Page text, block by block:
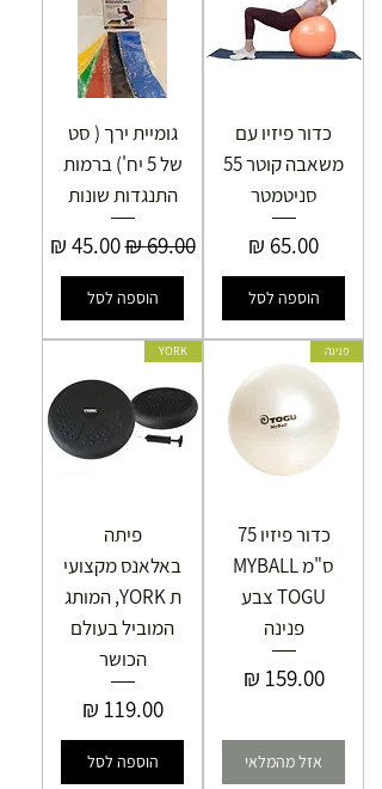
כדור פיזיו עם
משאבה קוטר 55
סניטמטר
מחיר
הוספה לסל
גומיית ירך ( סט
של 5 יח') ברמות
התנגדות שונות
מחיר רגיל‏69.00 ‏₪ מחיר מבצע‏45.00 ‏₪
הוספה לסל
פנינה
כדור פיזיו 75
ס"מ MYBALL
TOGU צבע
פנינה
מחיר‏159.00 ‏₪
אזל מהמלאי
YORK
פיתה
באלאנס מקצועי
ת YORK, המותג
המוביל בעולם
הכושר
מחיר‏119.00 ‏₪
הוספה לסל